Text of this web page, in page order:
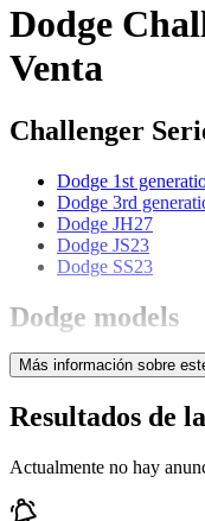
Dodge
Venta
Challenger
Dodge 1st
Dodge 3rd
Dodge JH27
Dodge JS23
Dodge SS23
Dodge models
Dodge Charger
Dodge Custom
Dodge D 11
Dodge Polara
Más información sobre
Resultados de
Actualmente no hay